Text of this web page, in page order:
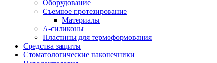
Оборудование
Съемное протезирование
Материалы
А-силиконы
Пластины для термоформования
Средства защиты
Стоматологические наконечники